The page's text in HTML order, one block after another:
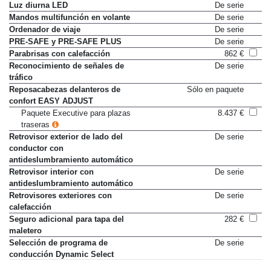
Luz diurna LED
De serie
Mandos multifunción en volante
De serie
Ordenador de viaje
De serie
PRE-SAFE y PRE-SAFE PLUS
De serie
Parabrisas con calefacción
862 €
Reconocimiento de señales de
tráfico
De serie
Reposacabezas delanteros de
confort EASY ADJUST
Sólo en paquete
Paquete Executive para plazas
traseras
8.437 €
Retrovisor exterior de lado del
conductor con
antideslumbramiento automático
De serie
Retrovisor interior con
antideslumbramiento automático
De serie
Retrovisores exteriores con
calefacción
De serie
Seguro adicional para tapa del
maletero
282 €
Selección de programa de
conducción Dynamic Select
De serie